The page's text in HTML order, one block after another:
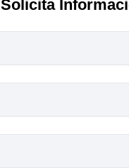
Solicita